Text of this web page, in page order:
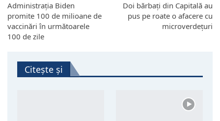
Administraţia Biden
promite 100 de milioane de
vaccinări în următoarele
100 de zile
Doi bărbați din Capitală au
pus pe roate o afacere cu
microverdețuri
Citește și